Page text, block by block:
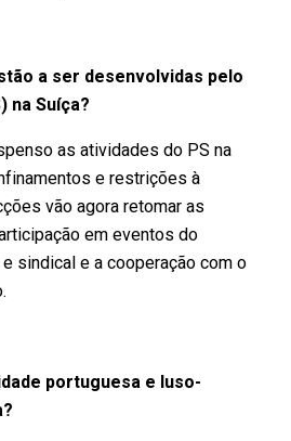
a ser desenvolvidas pelo
na Suíça?
as atividades do PS na
e restrições à
vão agora retomar as
em eventos do
sindical e a cooperação com o
portuguesa e luso-